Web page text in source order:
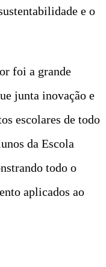
e o
foi a grande
junta inovação e
escolares de todo
da Escola
todo o
aplicados ao